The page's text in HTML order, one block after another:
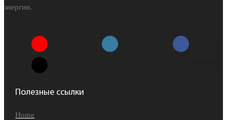
энергии.
Полезные ссылки
Home